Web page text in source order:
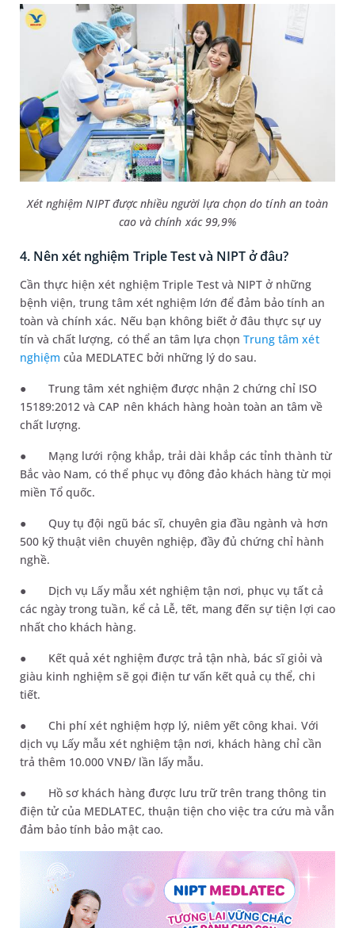
Xét nghiệm NIPT được nhiều người lựa chọn do tính an toàn
cao và chính xác 99,9%
4. Nên xét nghiệm Triple Test và NIPT ở đâu?
Cần thực hiện xét nghiệm Triple Test và NIPT ở những
bệnh viện, trung tâm xét nghiệm lớn để đảm bảo tính an
toàn và chính xác. Nếu bạn không biết ở đâu thực sự uy
tín và chất lượng, có thể an tâm lựa chọnTrung tâm xét
nghiệm của MEDLATEC bởi những lý do sau.
●
Trung tâm xét nghiệm được nhận 2 chứng chỉ ISO
15189:2012 và CAP nên khách hàng hoàn toàn an tâm về
chất lượng.
●
Mạng lưới rộng khắp, trải dài khắp các tỉnh thành từ
Bắc vào Nam, có thể phục vụ đông đảo khách hàng từ mọi
miền Tổ quốc.
●
Quy tụ đội ngũ bác sĩ, chuyên gia đầu ngành và hơn
500 kỹ thuật viên chuyên nghiệp, đầy đủ chứng chỉ hành
nghề.
●
Dịch vụ Lấy mẫu xét nghiệm tận nơi, phục vụ tất cả
các ngày trong tuần, kể cả Lễ, tết, mang đến sự tiện lợi cao
nhất cho khách hàng.
●
Kết quả xét nghiệm được trả tận nhà, bác sĩ giỏi và
giàu kinh nghiệm sẽ gọi điện tư vấn kết quả cụ thể, chi
tiết.
●
Chi phí xét nghiệm hợp lý, niêm yết công khai. Với
dịch vụ Lấy mẫu xét nghiệm tận nơi, khách hàng chỉ cần
trả thêm 10.000 VNĐ/ lần lấy mẫu.
●
Hồ sơ khách hàng được lưu trữ trên trang thông tin
điện tử của MEDLATEC, thuận tiện cho việc tra cứu mà vẫn
đảm bảo tính bảo mật cao.